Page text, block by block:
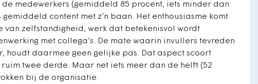
de medewerkers (gemiddeld 85 procent, iets minder dan
content met z’n baan. Het enthousiasme komt
van zelfstandigheid, werk dat betekenisvol wordt
met collega’s. De mate waarin invullers tevreden
houdt daarmee geen gelijke pas. Dat aspect scoort
twee derde. Maar net iets meer dan de helft (52
bij de organisatie.